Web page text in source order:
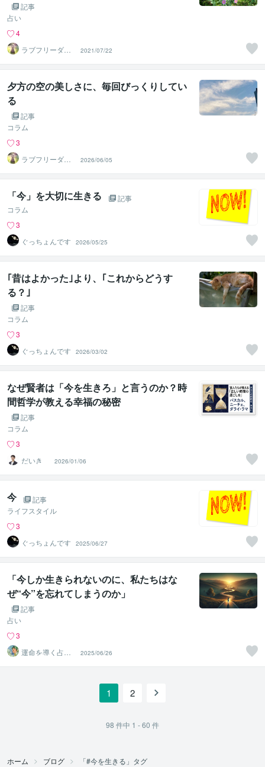
記事
占い
4
ラブフリーダム
セッション
2021/07/22
夕方の空の美しさに、毎回びっくりしてい
る
記事
コラム
3
ラブフリーダム
セッション
2026/06/05
「今」を大切に生きる
記事
コラム
3
ぐっちょんです
2026/05/25
｢昔はよかった｣より、｢これからどうす
る？｣
記事
コラム
3
ぐっちょんです
2026/03/02
なぜ賢者は「今を生きろ」と言うのか？時
間哲学が教える幸福の秘密
記事
コラム
3
だいき
2026/01/06
今
記事
ライフスタイル
3
ぐっちょんです
2025/06/27
「今しか生きられないのに、私たちはな
ぜ“今”を忘れてしまうのか」
記事
占い
3
運命を導く占い
師⭐天音⭐ Aman
e
2025/06/26
1 2
98 件中 1 - 60 件
ホーム ブログ 「#今を生きる」タグ